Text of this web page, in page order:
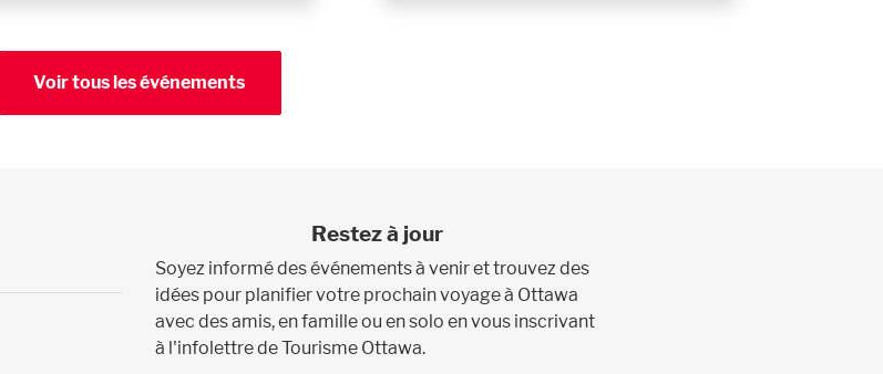
Voir tous les événements
Restez à jour
Soyez informé des événements à venir et trouvez des
idées pour planifier votre prochain voyage à Ottawa
avec des amis, en famille ou en solo en vous inscrivant
à l'infolettre de Tourisme Ottawa.